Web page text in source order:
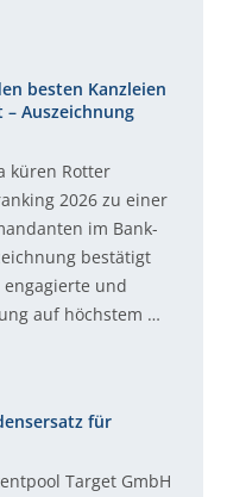
besten Kanzleien
Auszeichnung
küren Rotter
2026 zu einer
im Bank-
bestätigt
und
auf höchstem …
für
Target GmbH